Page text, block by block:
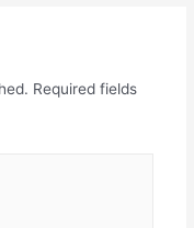
Required fields